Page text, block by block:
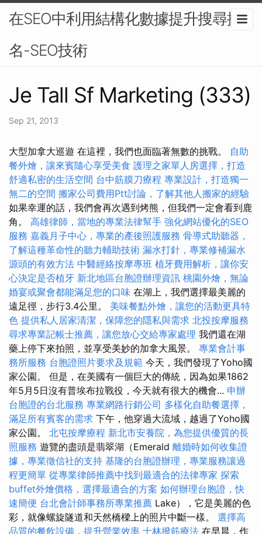
在SEO中利用結構化數據提升搜尋排
名-SEO技術
Je Tall Sf Marketing (333)
Sep 21, 2013
大型加拿大巡遊 在這裡，我們也面臨著無數的挑戰。 自助
餐外燴，讓來賓隨心享受美食 護理之家單人房選擇，打造
舒適私密的生活空間 台中筋膜刀療程 專業設計，打造獨一
無二的空間 搬家公司費用Ptt討論，了解其他人搬家的經驗
如果幸運的話，我們會再次遇到烤熊，但我們一定會看到鹿
角。 高雄律師，當地的專業法律幫手 強化網站優化的SEO
服務 嘉義月子中心，專業的產後照護服務 骨導式助聽器，
了解這種革命性的聽力輔助技術 漏水打針，專業修補漏水
源頭的有效方法 中醫經絡按摩專班 植牙費用解析，讓你安
心決定是否植牙 新北地區台胞證辦理資訊 桃園外燴，無論
婚宴或聚會都能滿足您的口味 在湖上，我們選擇最美麗的
遠足徑，步行3.4公里。 美味餐點外燴，讓您的活動更具特
色 提供私人居家清潔，保障您的隱私與需求 北投按摩服務
尋求專業記帳士推薦，讓您放心交給專家處理 我們還在湖
藥上停下來拍照，並享受美妙的加拿大風景。 專業會計事
務所服務 台胞證照片要求及規範 今天，我們發現了Yoho國
家公園。 但是，在美國有一個巨大的傳統，因為如果1862
年5月5日沒有普埃布拉戰役，今天就有很大的機會... 申辦
台胞證的台北服務 專業網路行銷公司 多樣化自助餐選擇，
滿足所有賓客的需求 下午，他穿過大流域，越過了Yoho國
家公園。 北屯按摩療程 新北市安養院，為您提供優質的長
照服務 遊覽的盡頭是翡翠湖（Emerald 離婚時如何收集證
據，專業徵信社的支持 基隆的台胞證辦理，專業服務讓過
程更簡單 從專業律師推薦中找到最適合的法律專家 探索
buffet外燴價格，選擇最適合的方案 如何辦理台胞證，快
速簡便 台北會計師事務所專業推薦 Lake），它是美麗的色
彩，就像螺旋隧道和天然橋樑上的照片中斷一樣。 選擇高
品質的餐飲設備，提升營業效率 士林撥筋療法 在早晨，作